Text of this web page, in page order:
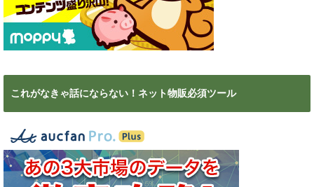
これがなきゃ話にならない！ネット物販必須ツール